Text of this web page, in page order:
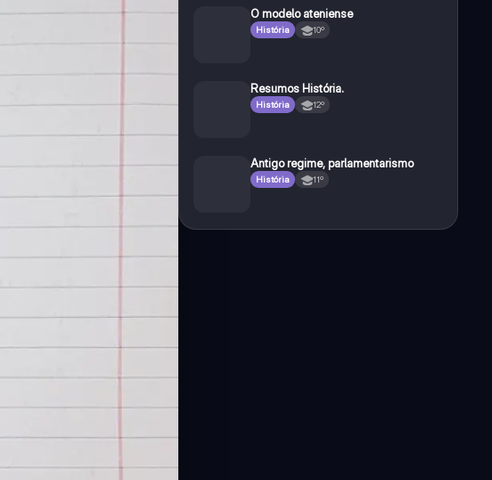
O modelo ateniense
História 10º
Resumos História.
História 12º
Antigo regime, parlamentarismo
História 11º